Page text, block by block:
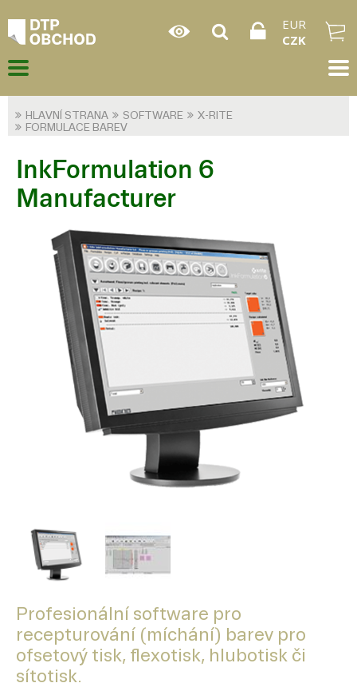
EUR
CZK
HLAVNÍ STRANA SOFTWARE
X-RITE
FORMULACE BAREV
InkFormulation 6
Manufacturer
Profesionální software pro
recepturování (míchání) barev pro
ofsetový tisk, flexotisk, hlubotisk či
sítotisk.